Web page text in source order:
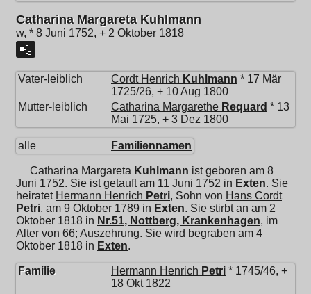
Catharina Margareta Kuhlmann
w, * 8 Juni 1752, + 2 Oktober 1818
Vater-leiblich Cordt Henrich Kuhlmann * 17 Mär
1725/26, + 10 Aug 1800
Mutter-leiblich
Catharina Margarethe Requard * 13
Mai 1725, + 3 Dez 1800
alle Familiennamen
Catharina Margareta Kuhlmann ist geboren am 8
Juni 1752. Sie ist getauft am 11 Juni 1752 in Exten. Sie
heiratet Hermann Henrich Petri, Sohn von Hans Cordt
Petri, am 9 Oktober 1789 in Exten. Sie stirbt an am 2
Oktober 1818 in Nr.51, Nottberg, Krankenhagen, im
Alter von 66; Auszehrung. Sie wird begraben am 4
Oktober 1818 in Exten.
Familie Hermann Henrich Petri * 1745/46, +
18 Okt 1822